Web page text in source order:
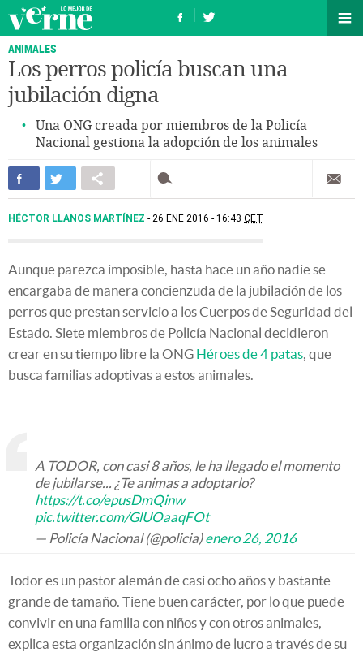
ANIMALES
Los perros policía buscan una
jubilación digna
Una ONG creada por miembros de la Policía
Nacional gestiona la adopción de los animales
HÉCTOR LLANOS MARTÍNEZ 26 ENE 2016 - 16:43 CET
Aunque parezca imposible, hasta hace un año nadie se
encargaba de manera concienzuda de la jubilación de los
perros que prestan servicio a los Cuerpos de Seguridad del
Estado. Siete miembros de Policía Nacional decidieron
crear en su tiempo libre la ONG Héroes de 4 patas, que
busca familias adoptivas a estos animales.
A TODOR, con casi 8 años, le ha llegado el momento
de jubilarse... ¿Te animas a adoptarlo?
https://t.co/epusDmQinw
pic.twitter.com/GlUOaaqFOt
— Policía Nacional (@policia)enero 26, 2016
Todor es un pastor alemán de casi ocho años y bastante
grande de tamaño. Tiene buen carácter, por lo que puede
convivir en una familia con niños y con otros animales,
explica esta organización sin ánimo de lucro a través de su